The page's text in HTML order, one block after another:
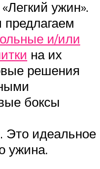
ужин».
и/или
на их
решения
боксы
Это идеальное
ужина.